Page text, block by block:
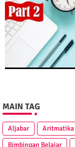
MAIN TAG
Aljabar Aritmatika
Bimbingan Belajar